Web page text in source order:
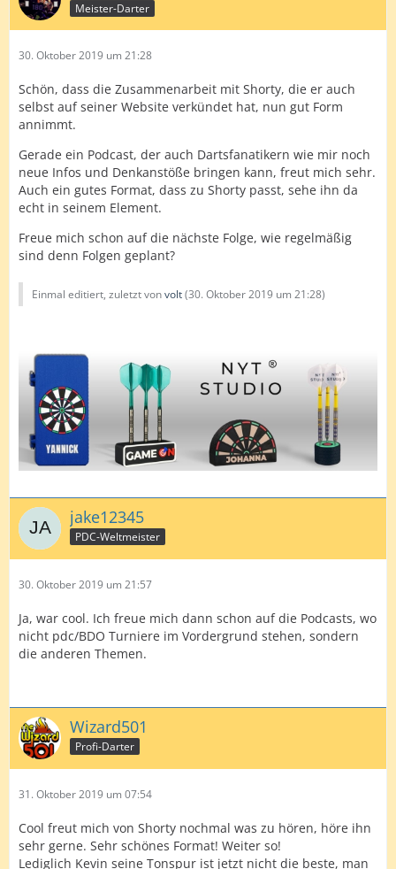
Meister-Darter
30. Oktober 2019 um 21:28
Schön, dass die Zusammenarbeit mit Shorty, die er auch
selbst auf seiner Website verkündet hat, nun gut Form
annimmt.
Gerade ein Podcast, der auch Dartsfanatikern wie mir noch
neue Infos und Denkanstöße bringen kann, freut mich sehr.
Auch ein gutes Format, dass zu Shorty passt, sehe ihn da
echt in seinem Element.
Freue mich schon auf die nächste Folge, wie regelmäßig
sind denn Folgen geplant?
Einmal editiert, zuletzt vonvolt(30. Oktober 2019 um 21:28)
jake12345
PDC-Weltmeister
30. Oktober 2019 um 21:57
Ja, war cool. Ich freue mich dann schon auf die Podcasts, wo
nicht pdc/BDO Turniere im Vordergrund stehen, sondern
die anderen Themen.
Wizard501
Profi-Darter
31. Oktober 2019 um 07:54
Cool freut mich von Shorty nochmal was zu hören, höre ihn
sehr gerne. Sehr schönes Format! Weiter so!
Lediglich Kevin seine Tonspur ist jetzt nicht die beste, man